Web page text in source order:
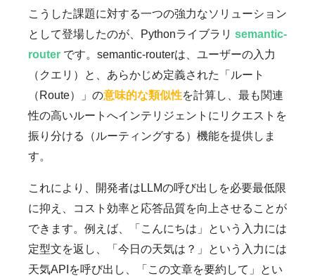
こうした課題に対する一つの強力なソリューション
として登場したのが、Pythonライブラリ semantic-
router です。semantic-routerは、ユーザーの入力
（クエリ）と、あらかじめ定義された「ルート
（Route）」の意味的な類似性を計算し、最も関連
性の高いルートへインテリジェントにリクエストを
振り分ける（ルーティングする）機能を提供しま
す。
これにより、開発者はLLMの呼び出しを必要最低限
に抑え、コスト効率と応答品質を向上させることが
できます。例えば、「こんにちは」という入力には
定型文を返し、「今日の天気は？」という入力には
天気APIを呼び出し、「この文章を要約して」とい